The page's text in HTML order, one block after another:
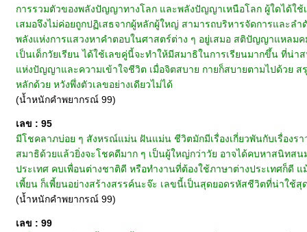
การรวมตัวของพลังปัญญาทางโลก และพลังปัญญาเหนือโลก ผู้ใดได้ใ
เสมอจึงไม่ค่อยถูกปฏิเสธจากผู้หลักผู้ใหญ่ สามารถบริหารจัดการและล
พลังแห่งการแสวงหาคำตอบในศาสตร์ต่าง ๆ อยู่เสมอ สติปัญญาแหลมค
เป็นเด็กวัยเรียน ได้ใช้เลขคู่นี้จะทำให้มีสมาธิในการเรียนมากขึ้น ที่น่
แห่งปัญญาและความเข้าใจชีวิต เมื่อจิตสบาย กายก็สบายตามไปด้วย
หลักด้วย หวังพึ่งตัวเลขอย่างเดียวไม่ได้
(น้ำหนักคำพยากรณ์ 99)
เลข : 95
มีโชคลาภบ่อย ๆ สังหรณ์แม่น ฝันแม่น ชีวิตมักมีเรื่องเกี่ยวพันกับเรื่อง
สมาธิด้วยแล้วยิ่งจะโชคดีมาก ๆ เป็นผู้ใหญ่กว่าวัย อาจได้คบหาสนิทสน
ประเทศ คบเพื่อนต่างชาติดี หรือทำงานที่ต้องใช้ภาษาต่างประเทศก็ดี
เพี้ยน ก็เพี้ยนอย่างสร้างสรรค์นะจ๊ะ เลขนี้เป็นสุดยอดรหัสชีวิตที่น่าใช้สุ
(น้ำหนักคำพยากรณ์ 99)
เลข : 99